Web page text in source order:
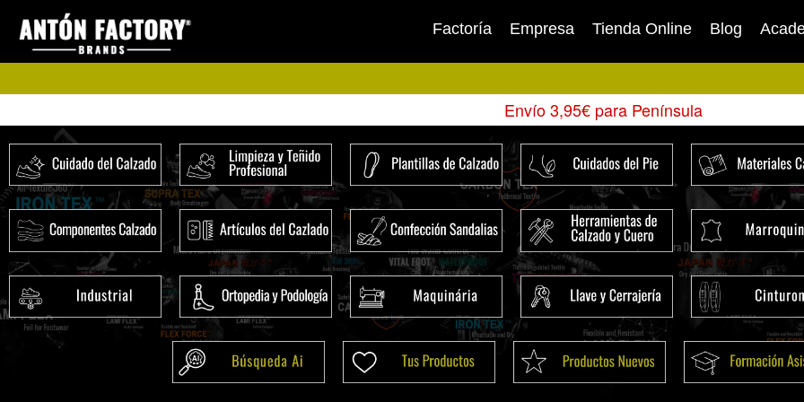
contenido
Factoría Empresa Tienda Online Blog
Envío 3,95€ para Península